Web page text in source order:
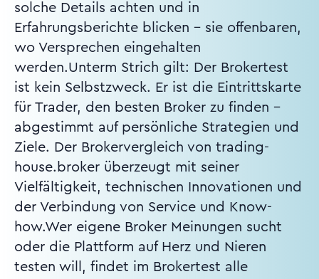
solche Details achten und in
Erfahrungsberichte blicken – sie offenbaren,
wo Versprechen eingehalten
werden.Unterm Strich gilt: Der Brokertest
ist kein Selbstzweck. Er ist die Eintrittskarte
für Trader, den besten Broker zu finden –
abgestimmt auf persönliche Strategien und
Ziele. Der Brokervergleich von trading-
house.broker überzeugt mit seiner
Vielfältigkeit, technischen Innovationen und
der Verbindung von Service und Know-
how.Wer eigene Broker Meinungen sucht
oder die Plattform auf Herz und Nieren
testen will, findet im Brokertest alle